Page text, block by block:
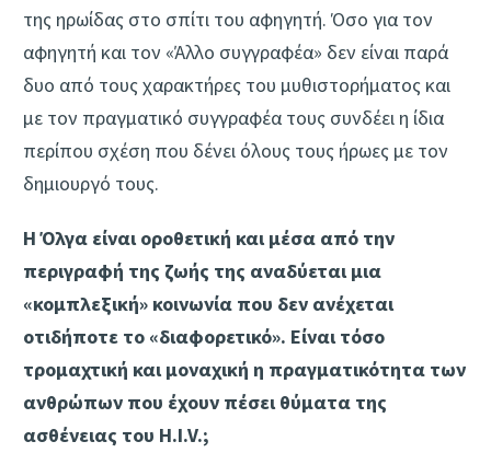
της ηρωίδας στο σπίτι του αφηγητή. Όσο για τον
αφηγητή και τον «Άλλο συγγραφέα» δεν είναι παρά
δυο από τους χαρακτήρες του μυθιστορήματος και
με τον πραγματικό συγγραφέα τους συνδέει η ίδια
περίπου σχέση που δένει όλους τους ήρωες με τον
δημιουργό τους.
H Όλγα είναι οροθετική και μέσα από την
περιγραφή της ζωής της αναδύεται μια
«κομπλεξική» κοινωνία που δεν ανέχεται
οτιδήποτε το «διαφορετικό». Είναι τόσο
τρομαχτική και μοναχική η πραγματικότητα των
ανθρώπων που έχουν πέσει θύματα της
ασθένειας του H.I.V.;